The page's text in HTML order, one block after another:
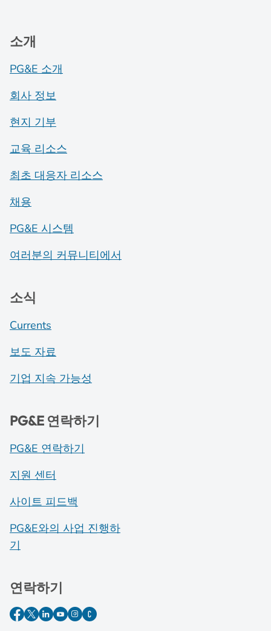
소개
PG&E 소개
회사 정보
현지 기부
교육 리소스
최초 대응자 리소스
채용
PG&E 시스템
여러분의 커뮤니티에서
소식
Currents
보도 자료
기업 지속 가능성
PG&E 연락하기
PG&E 연락하기
지원 센터
사이트 피드백
PG&E와의 사업 진행하
기
연락하기